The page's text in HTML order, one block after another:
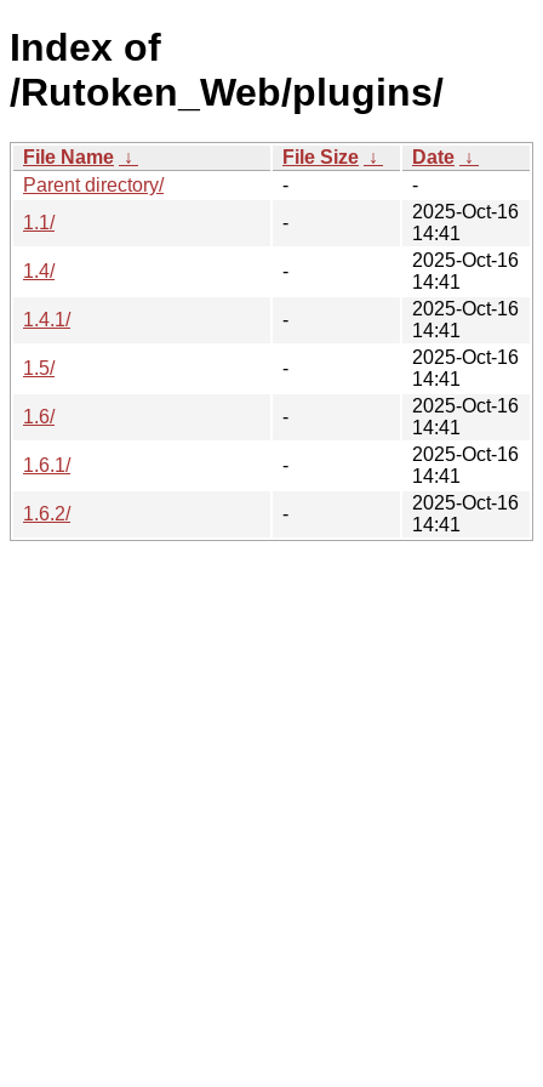
Index of
/Rutoken_Web/plugins/
File Name ↓ File Size ↓ Date ↓
Parent directory/
-
-
1.1/
-
2025-Oct-16
14:41
1.4/
-
2025-Oct-16
14:41
1.4.1/
-
2025-Oct-16
14:41
1.5/
-
2025-Oct-16
14:41
1.6/
-
2025-Oct-16
14:41
1.6.1/
-
2025-Oct-16
14:41
1.6.2/
-
2025-Oct-16
14:41